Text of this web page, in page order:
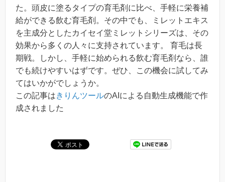
た。頭皮に塗るタイプの育毛剤に比べ、手軽に栄養補
給ができる飲む育毛剤。その中でも、ミレットエキス
を主成分としたカイセイ堂ミレットシリーズは、その
効果から多くの人々に支持されています。 育毛は長
期戦。しかし、手軽に始められる飲む育毛剤なら、誰
でも続けやすいはずです。ぜひ、この機会に試してみ
てはいかがでしょうか。
この記事はきりんツールのAIによる自動生成機能で作
成されました